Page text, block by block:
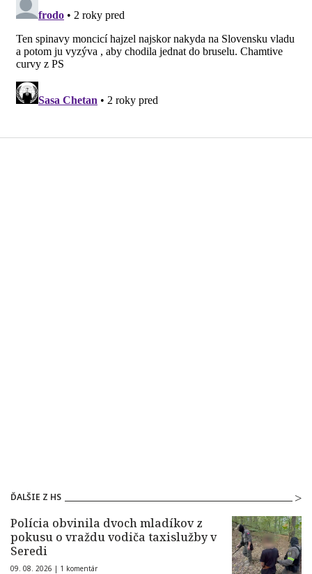
ĎALŠIE Z HS
Polícia obvinila dvoch mladíkov z
pokusu o vraždu vodiča taxislužby v
Seredi
09. 08. 2026 | 1 komentár